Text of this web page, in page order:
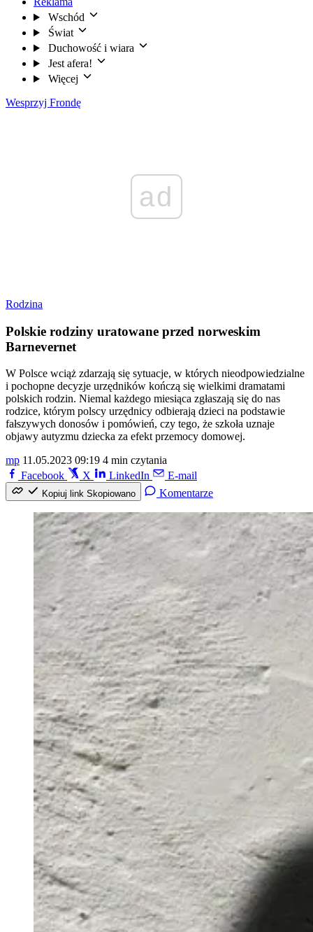
Wschód
Świat
Duchowość i wiara
Jest afera!
Więcej
Wesprzyj Frondę
ad
Rodzina
Polskie rodziny uratowane przed norweskim
Barnevernet
W Polsce wciąż zdarzają się sytuacje, w których nieodpowiedzialne
i pochopne decyzje urzędników kończą się wielkimi dramatami
polskich rodzin. Niemal każdego miesiąca zgłaszają się do nas
rodzice, którym polscy urzędnicy odbierają dzieci na podstawie
fałszywych donosów i pomówień, czy tego, że szkoła uznaje
objawy autyzmu dziecka za efekt przemocy domowej.
mp 11.05.2023 09:19 4 min czytania
Facebook
X LinkedIn E-mail
Kopiuj link Skopiowano Komentarze